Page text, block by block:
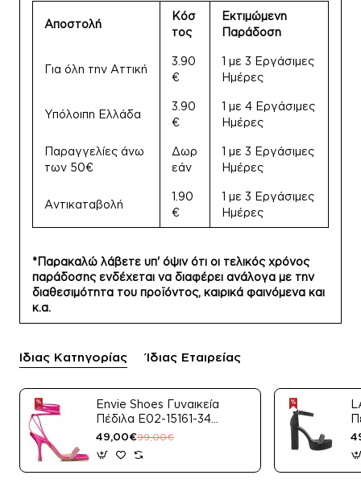
Αποστολή
Κόσ
τος
Εκτιμώμενη
Παράδοση
Για όλη την Αττική
3.90
€
1 με 3 Εργάσιμες
Ημέρες
Υπόλοιπη Ελλάδα
3.90
€
1 με 4 Εργάσιμες
Ημέρες
Παραγγελίες άνω
των 50€
Δωρ
εάν
1 με 3 Εργάσιμες
Ημέρες
Αντικαταβολή
1.90
€
1 με 3 Εργάσιμες
Ημέρες
*Παρακαλώ λάβετε υπ' όψιν ότι οι τελικός χρόνος
παράδοσης ενδέχεται να διαφέρει ανάλογα με την
διαθεσιμότητα του προϊόντος, καιρικά φαινόμενα και
κ.α.
Ίδιας Κατηγορίας Ίδιας Εταιρείας
Envie Shoes Γυναικεία
Πέδιλα E02-15161-34
Μαύρο Satin
49,00€99,00€